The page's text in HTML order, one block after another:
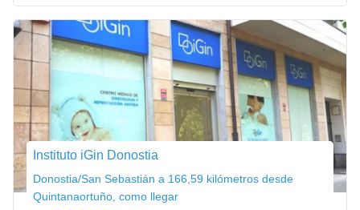
Instituto iGin Donostia
Donostia/San Sebastián a 166,59 kilómetros desde
Quintanaortuño, como llegar